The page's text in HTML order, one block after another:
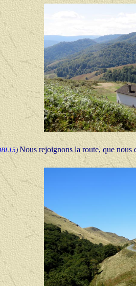
) Nous rejoignons la route, que nous